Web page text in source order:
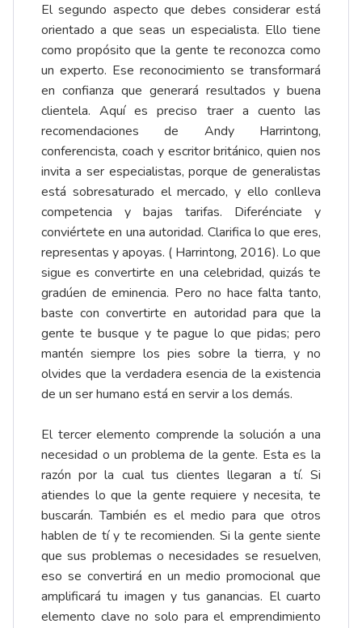
El segundo aspecto que debes considerar está
orientado a que seas un especialista. Ello tiene
como propósito que la gente te reconozca como
un experto. Ese reconocimiento se transformará
en confianza que generará resultados y buena
clientela. Aquí es preciso traer a cuento las
recomendaciones de Andy Harrintong,
conferencista, coach y escritor británico, quien nos
invita a ser especialistas, porque de generalistas
está sobresaturado el mercado, y ello conlleva
competencia y bajas tarifas. Diferénciate y
conviértete en una autoridad. Clarifica lo que eres,
representas y apoyas. ( Harrintong, 2016). Lo que
sigue es convertirte en una celebridad, quizás te
gradúen de eminencia. Pero no hace falta tanto,
baste con convertirte en autoridad para que la
gente te busque y te pague lo que pidas; pero
mantén siempre los pies sobre la tierra, y no
olvides que la verdadera esencia de la existencia
de un ser humano está en servir a los demás.
El tercer elemento comprende la solución a una
necesidad o un problema de la gente. Esta es la
razón por la cual tus clientes llegaran a tí. Si
atiendes lo que la gente requiere y necesita, te
buscarán. También es el medio para que otros
hablen de tí y te recomienden. Si la gente siente
que sus problemas o necesidades se resuelven,
eso se convertirá en un medio promocional que
amplificará tu imagen y tus ganancias. El cuarto
elemento clave no solo para el emprendimiento